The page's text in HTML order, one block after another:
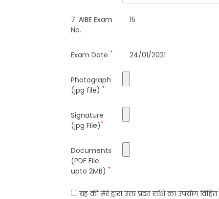
7. AIBE Exam
No.
15
Exam Date * 24/01/2021
Photograph
(jpg file) *
Signature
(jpg File)*
Documents
(PDF File
upto 2MB) *
यह की मेरे द्वारा उक्त प्रदत राशि का उपयोग